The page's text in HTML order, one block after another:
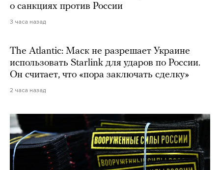
о санкциях против России
3 часа назад
The Atlantic: Маск не разрешает Украине
использовать Starlink для ударов по России.
Он считает, что «пора заключать сделку»
2 часа назад